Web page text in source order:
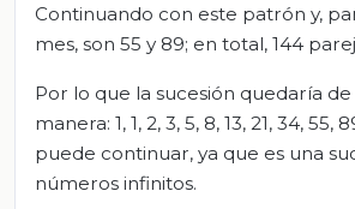
Continuando con este patrón y,
mes, son 55 y 89; en total, 144
Por lo que la sucesión quedaría
manera: 1, 1, 2, 3, 5, 8, 13, 21, 34, 55,
puede continuar, ya que es una
números infinitos.